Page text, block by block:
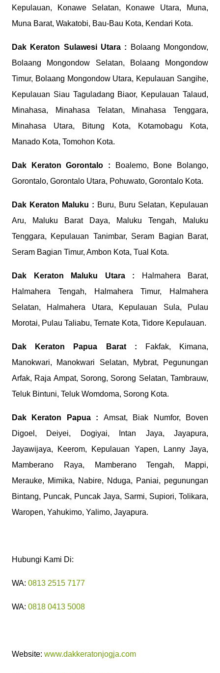
Kepulauan, Konawe Selatan, Konawe Utara, Muna,
Muna Barat, Wakatobi, Bau-Bau Kota, Kendari Kota.
Dak Keraton Sulawesi Utara :
Bolaang Mongondow,
Bolaang Mongondow Selatan, Bolaang Mongondow
Timur, Bolaang Mongondow Utara, Kepulauan Sangihe,
Kepulauan Siau Taguladang Biaor, Kepulauan Talaud,
Minahasa, Minahasa Telatan, Minahasa Tenggara,
Minahasa Utara, Bitung Kota, Kotamobagu Kota,
Manado Kota, Tomohon Kota.
Dak Keraton Gorontalo : Boalemo, Bone Bolango,
Gorontalo, Gorontalo Utara, Pohuwato, Gorontalo Kota.
Dak Keraton Maluku : Buru, Buru Selatan, Kepulauan
Aru, Maluku Barat Daya, Maluku Tengah, Maluku
Tenggara, Kepulauan Tanimbar, Seram Bagian Barat,
Seram Bagian Timur, Ambon Kota, Tual Kota.
Dak Keraton Maluku Utara : Halmahera Barat,
Halmahera Tengah, Halmahera Timur, Halmahera
Selatan, Halmahera Utara, Kepulauan Sula, Pulau
Morotai, Pulau Taliabu, Ternate Kota, Tidore Kepulauan.
Dak Keraton Papua Barat : Fakfak, Kimana,
Manokwari, Manokwari Selatan, Mybrat, Pegunungan
Arfak, Raja Ampat, Sorong, Sorong Selatan, Tambrauw,
Teluk Bintuni, Teluk Womdoma, Sorong Kota.
Dak Keraton Papua : Amsat, Biak Numfor, Boven
Digoel, Deiyei, Dogiyai, Intan Jaya, Jayapura,
Jayawijaya, Keerom, Kepulauan Yapen, Lanny Jaya,
Mamberano Raya, Mamberano Tengah, Mappi,
Merauke, Mimika, Nabire, Nduga, Paniai, pegunungan
Bintang, Puncak, Puncak Jaya, Sarmi, Supiori, Tolikara,
Waropen, Yahukimo, Yalimo, Jayapura.
Hubungi Kami Di:
WA: 0813 2515 7177
WA: 0818 0413 5008
Website: www.dakkeratonjogja.com